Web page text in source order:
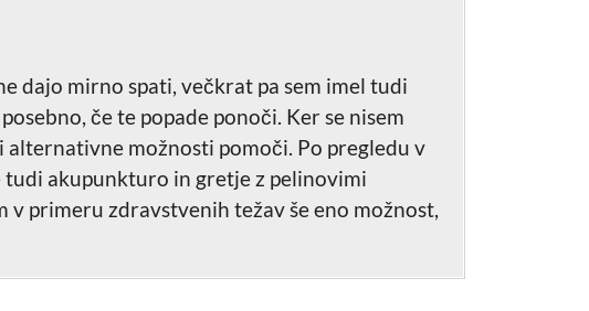
dajo mirno spati, večkrat pa sem imel tudi
če te popade ponoči. Ker se nisem
možnosti pomoči. Po pregledu v
akupunkturo in gretje z pelinovimi
v primeru zdravstvenih težav še eno možnost,